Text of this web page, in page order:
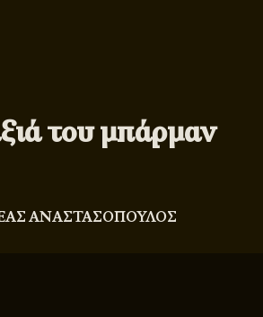
του μπάρμαν
ΑΝΑΣΤΑΣΟΠΟΥΛΟΣ